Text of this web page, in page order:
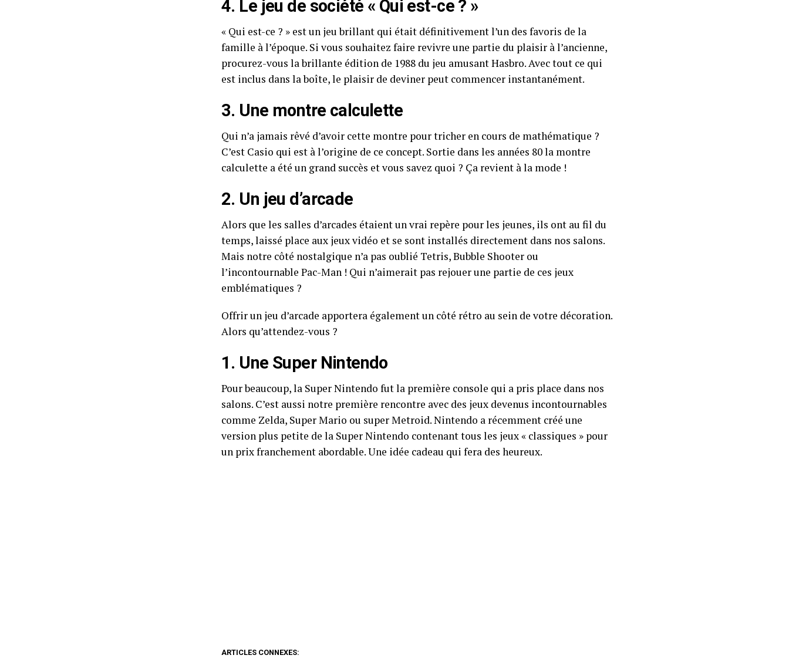
4. Le jeu de société « Qui est-ce ? »
« Qui est-ce ? » est un jeu brillant qui était définitivement l’un des favoris de la
famille à l’époque. Si vous souhaitez faire revivre une partie du plaisir à l’ancienne,
procurez-vous la brillante édition de 1988 du jeu amusant Hasbro. Avec tout ce qui
est inclus dans la boîte, le plaisir de deviner peut commencer instantanément.
3. Une montre calculette
Qui n’a jamais rêvé d’avoir cette montre pour tricher en cours de mathématique ?
C’est Casio qui est à l’origine de ce concept. Sortie dans les années 80 la montre
calculette a été un grand succès et vous savez quoi ? Ça revient à la mode !
2. Un jeu d’arcade
Alors que les salles d’arcades étaient un vrai repère pour les jeunes, ils ont au fil du
temps, laissé place aux jeux vidéo et se sont installés directement dans nos salons.
Mais notre côté nostalgique n’a pas oublié Tetris, Bubble Shooter ou
l’incontournable Pac-Man ! Qui n’aimerait pas rejouer une partie de ces jeux
emblématiques ?
Offrir un jeu d’arcade apportera également un côté rétro au sein de votre décoration.
Alors qu’attendez-vous ?
1. Une Super Nintendo
Pour beaucoup, la Super Nintendo fut la première console qui a pris place dans nos
salons. C’est aussi notre première rencontre avec des jeux devenus incontournables
comme Zelda, Super Mario ou super Metroid. Nintendo a récemment créé une
version plus petite de la Super Nintendo contenant tous les jeux « classiques » pour
un prix franchement abordable. Une idée cadeau qui fera des heureux.
ARTICLES CONNEXES: